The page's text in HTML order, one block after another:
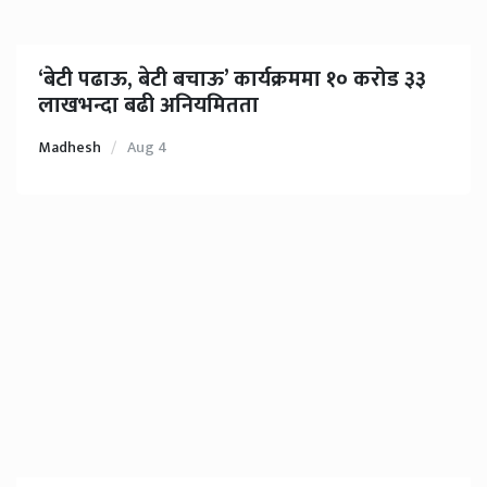
‘बेटी पढाऊ, बेटी बचाऊ’ कार्यक्रममा १० करोड ३३
लाखभन्दा बढी अनियमितता
Madhesh Aug 4